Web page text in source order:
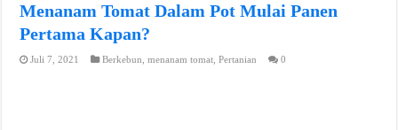
Menanam Tomat Dalam Pot Mulai Panen
Pertama Kapan?
Juli 7, 2021 Berkebun ,menanam tomat ,Pertanian 0